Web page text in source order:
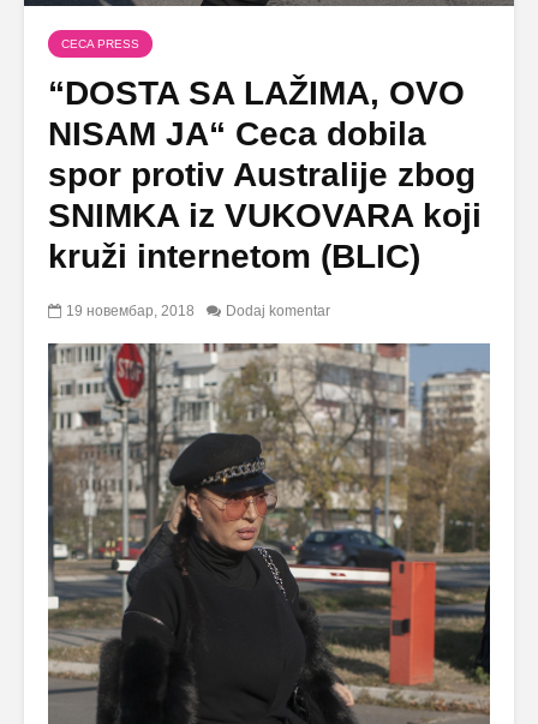
CECA PRESS
“DOSTA SA LAŽIMA, OVO
NISAM JA“ Ceca dobila
spor protiv Australije zbog
SNIMKA iz VUKOVARA koji
kruži internetom (BLIC)
19 новембар, 2018 Dodaj komentar